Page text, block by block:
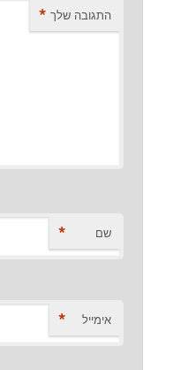
התגובה שלך *
שם *
אימייל *